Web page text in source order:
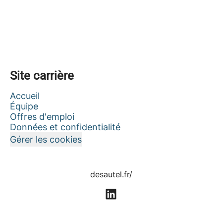
Site carrière
Accueil
Équipe
Offres d'emploi
Données et confidentialité
Gérer les cookies
desautel.fr/